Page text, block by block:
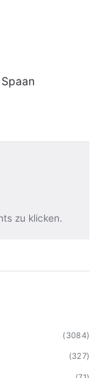
zu klicken.
(3084)
(327)